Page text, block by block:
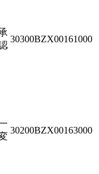
30300BZX00161000
30200BZX00163000